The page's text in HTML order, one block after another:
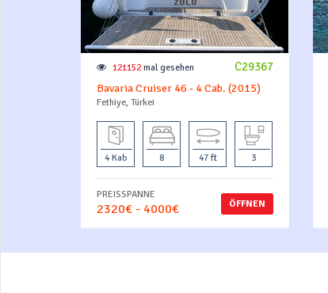
C29367
121152 mal gesehen
Bavaria Cruiser 46 - 4 Cab. (2015)
Fethiye, Türkei
4 Kab 8 47 ft 3
ÖFFNEN
PREISSPANNE
2320€ - 4000€